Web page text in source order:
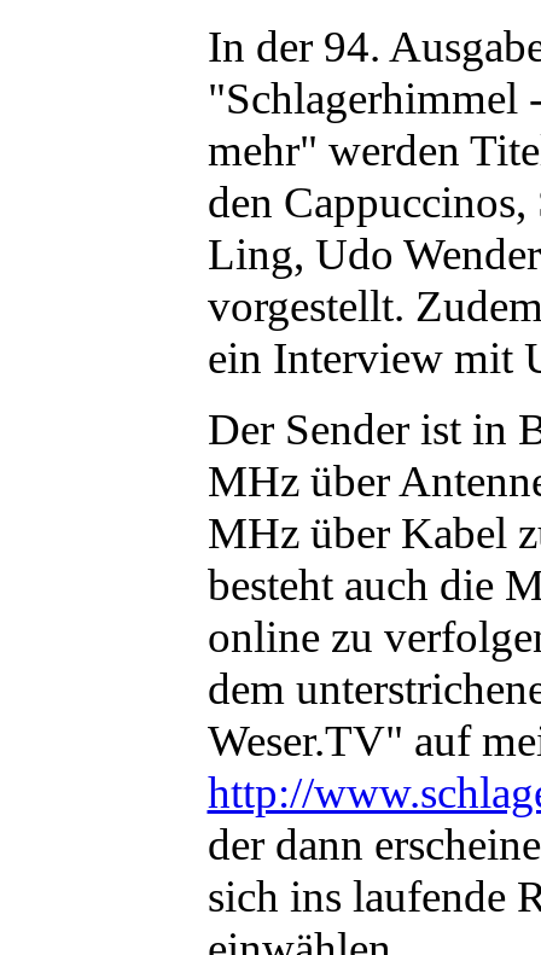
In der 94.
"Schlagerhimmel
mehr" werden
den
Ling, Udo
vorgestellt.
ein Interview mit
Der Sender ist in
MHz über
MHz über Kabel
besteht auch die
online zu
dem
Weser.TV" auf
http://
der dann
sich ins laufende